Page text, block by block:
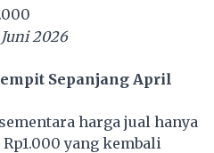
2026
Sepanjang April
harga jual hanya
yang kembali